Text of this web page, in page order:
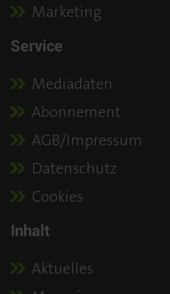
Marketing
Service
Mediadaten
Abonnement
AGB/Impressum
Datenschutz
Cookies
Inhalt
Aktuelles